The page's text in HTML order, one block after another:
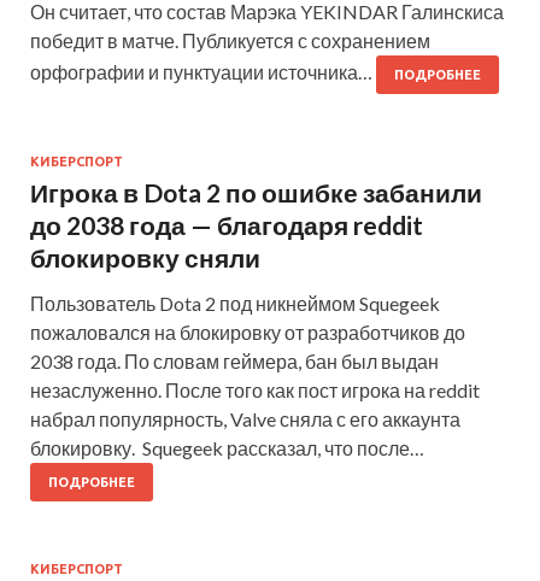
Он считает, что состав Марэка YEKINDAR Галинскиса
победит в матче. Публикуется с сохранением
орфографии и пунктуации источника…
ПОДРОБНЕЕ
КИБЕРСПОРТ
Игрока в Dota 2 по ошибке забанили
до 2038 года — благодаря reddit
блокировку сняли
Пользователь Dota 2 под никнеймом Squegeek
пожаловался на блокировку от разработчиков до
2038 года. По словам геймера, бан был выдан
незаслуженно. После того как пост игрока на reddit
набрал популярность, Valve сняла с его аккаунта
блокировку. Squegeek рассказал, что после…
ПОДРОБНЕЕ
КИБЕРСПОРТ